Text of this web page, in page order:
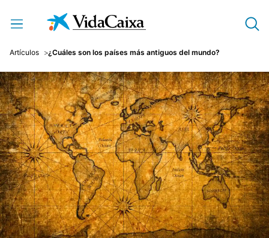
Saltar al contenido principal
Artículos ¿Cuáles son los países más antiguos del mundo?